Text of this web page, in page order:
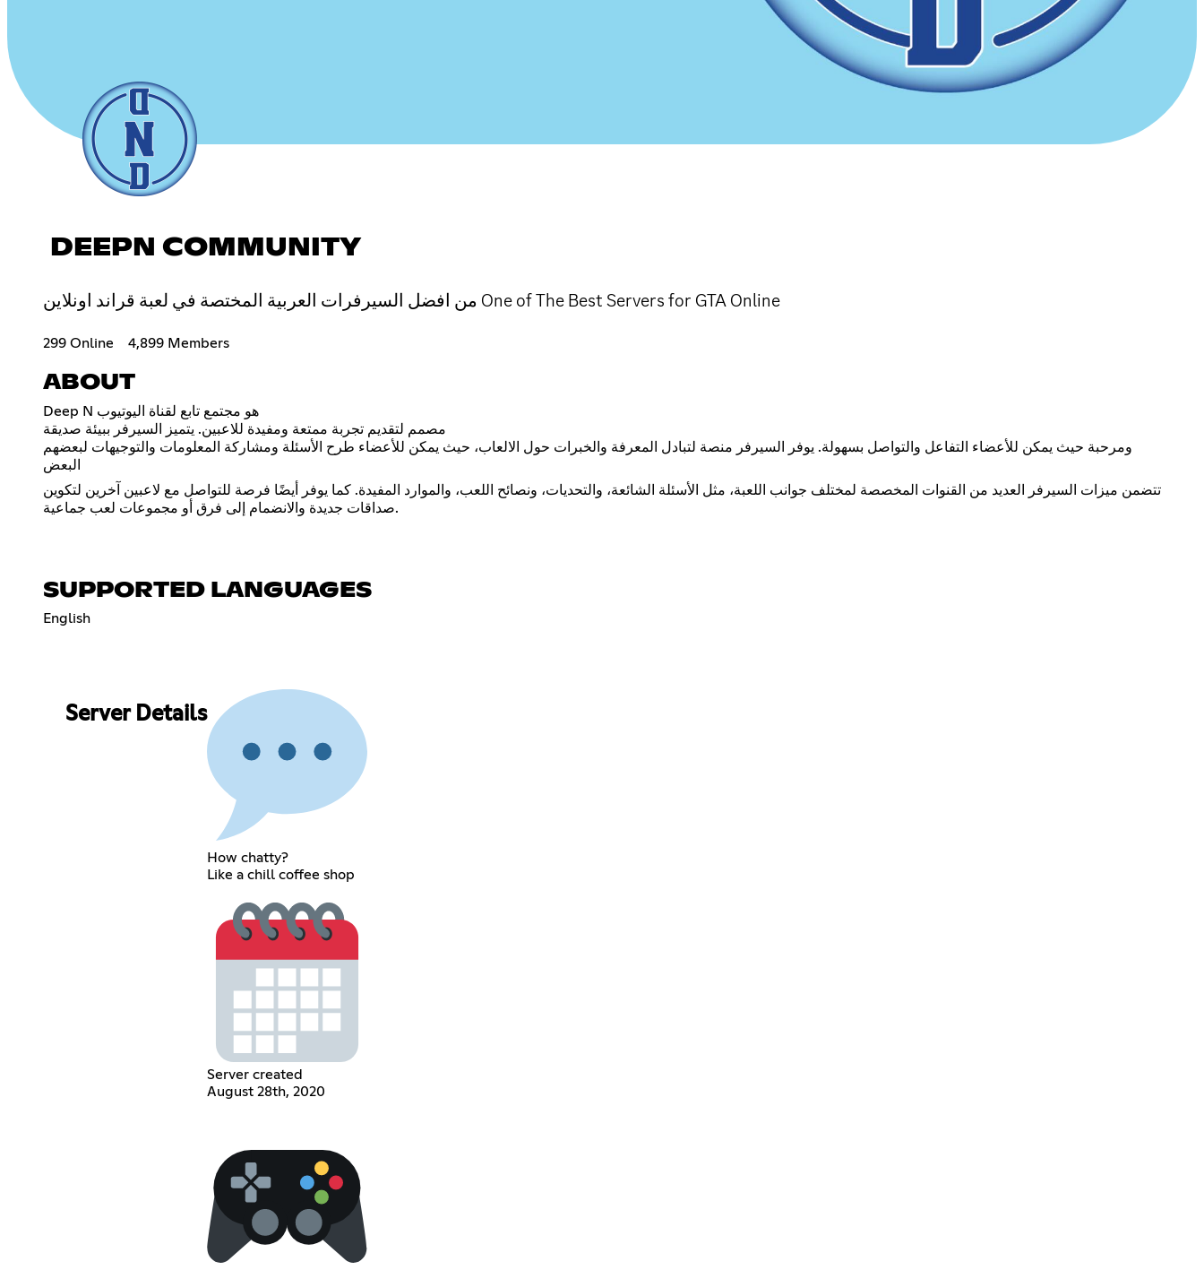
DEEPN COMMUNITY
من افضل السيرفرات العربية المختصة في لعبة قراند اونلاين One of The Best Servers for GTA Online
299 Online 4,899 Members
ABOUT
Deep N هو مجتمع تابع لقناة اليوتيوب
مصمم لتقديم تجربة ممتعة ومفيدة للاعبين. يتميز السيرفر ببيئة صديقة
ومرحبة حيث يمكن للأعضاء التفاعل والتواصل بسهولة. يوفر السيرفر منصة لتبادل المعرفة والخبرات حول الالعاب، حيث يمكن للأعضاء طرح الأسئلة ومشاركة المعلومات والتوجيهات لبعضهم
البعض
تتضمن ميزات السيرفر العديد من القنوات المخصصة لمختلف جوانب اللعبة، مثل الأسئلة الشائعة، والتحديات، ونصائح اللعب، والموارد المفيدة. كما يوفر أيضًا فرصة للتواصل مع لاعبين آخرين لتكوين
صداقات جديدة والانضمام إلى فرق أو مجموعات لعب جماعية.
SUPPORTED LANGUAGES
English
Server Details
How chatty?
Like a chill coffee shop
Server created
August 28th, 2020